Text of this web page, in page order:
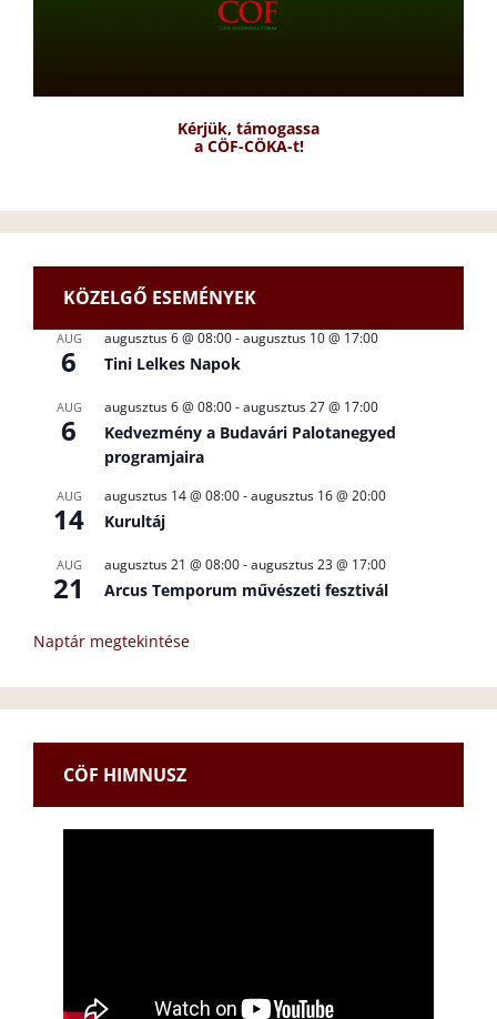
Kérjük, támogassa
a CÖF-CÖKA-t!
KÖZELGŐ ESEMÉNYEK
AUG
6
augusztus 6 @ 08:00-augusztus 10 @ 17:00
Tini Lelkes Napok
AUG
6
augusztus 6 @ 08:00-augusztus 27 @ 17:00
Kedvezmény a Budavári Palotanegyed
programjaira
AUG
14
augusztus 14 @ 08:00-augusztus 16 @ 20:00
Kurultáj
AUG
21
augusztus 21 @ 08:00-augusztus 23 @ 17:00
Arcus Temporum művészeti fesztivál
Naptár megtekintése
CÖF HIMNUSZ